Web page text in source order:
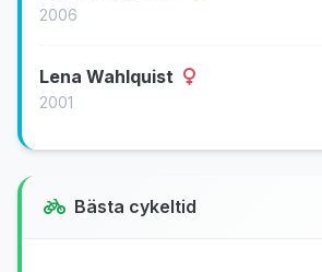
2006
Lena Wahlquist
2001
Bästa cykeltid